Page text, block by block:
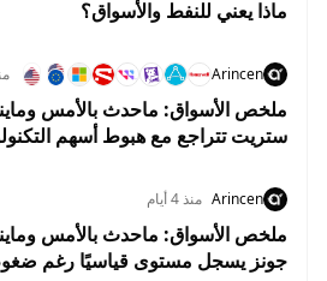
ماذا يعني للنفط والأسواق؟
Arincen منذ
ستريت تتراجع مع هبوط أسهم
Arincen منذ 4 أيام
جونز يسجل مستوى قياسيًا رغم ضغوط